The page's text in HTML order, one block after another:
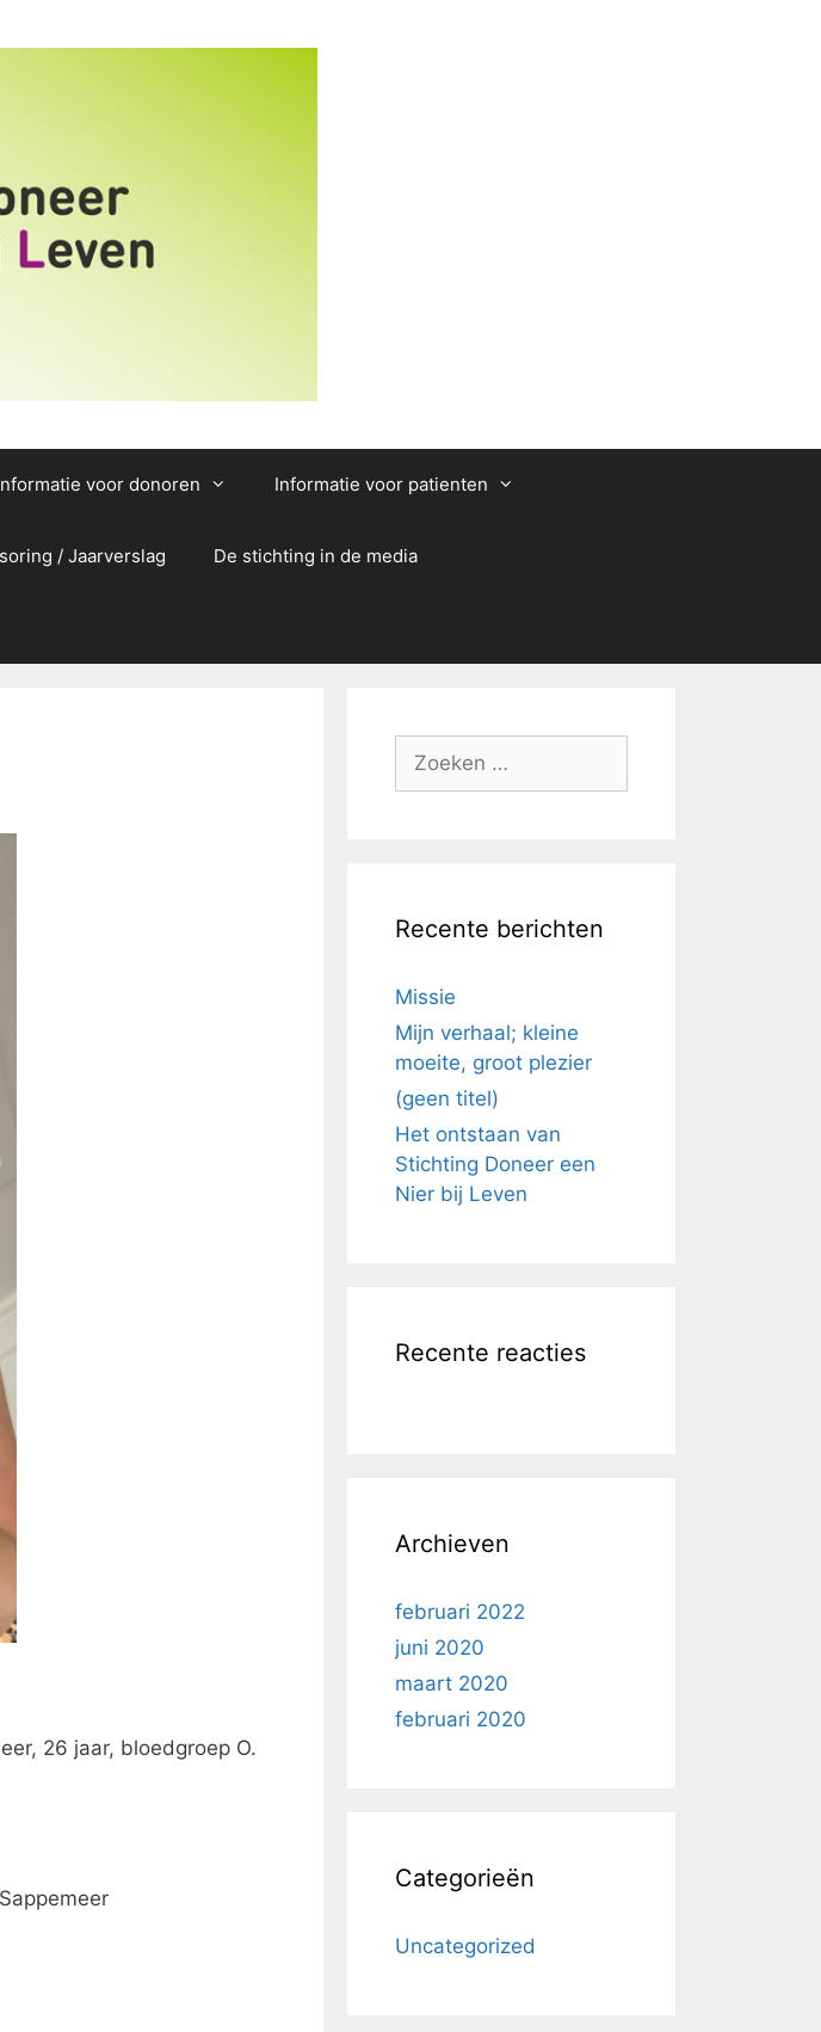
voor donoren Informatie voor patienten
/ Jaarverslag De stichting in de media
26 jaar, bloedgroep O.
Zoek
Recente berichten
Missie
Mijn verhaal; kleine
moeite, groot plezier
(geen titel)
Het ontstaan van
Stichting Doneer een
Nier bij Leven
Recente reacties
Archieven
februari 2022
juni 2020
maart 2020
februari 2020
Categorieën
Uncategorized